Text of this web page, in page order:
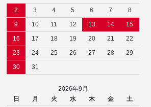
2
3 4 5 6 7
8
9
10 11 12 13 14
15
16
17 18 19 20 21
22
23
24 25 26 27 28
29
30
31
2026年9月
日
月 火 水 木 金
土